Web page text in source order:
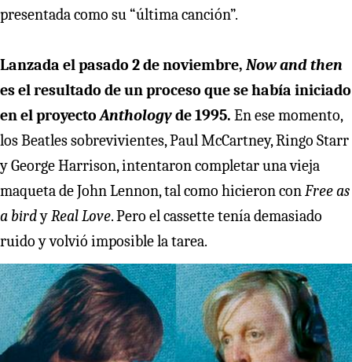
presentada como su “última canción”.
Lanzada el pasado 2 de noviembre, Now and then
es el resultado de un proceso que se había iniciado
en el proyectoAnthologyde 1995. En ese momento,
los Beatles sobrevivientes, Paul McCartney, Ringo Starr
y George Harrison, intentaron completar una vieja
maqueta de John Lennon, tal como hicieron conFree as
a birdyReal Love. Pero el cassette tenía demasiado
ruido y volvió imposible la tarea.